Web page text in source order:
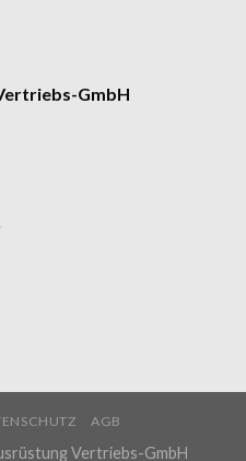
GmbH
AGB
Vertriebs-GmbH